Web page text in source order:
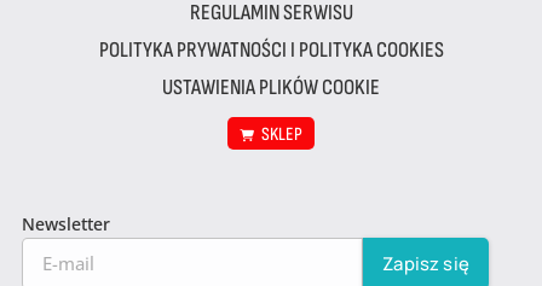
REGULAMIN SERWISU
POLITYKA PRYWATNOŚCI I POLITYKA COOKIES
USTAWIENIA PLIKÓW COOKIE
SKLEP
Newsletter